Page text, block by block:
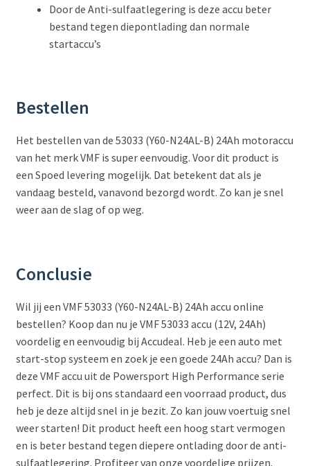
Door de Anti-sulfaatlegering is deze accu beter
bestand tegen diepontlading dan normale
startaccu’s
Bestellen
Het bestellen van de 53033 (Y60-N24AL-B) 24Ah motoraccu
van het merk VMF is super eenvoudig. Voor dit product is
een Spoed levering mogelijk. Dat betekent dat als je
vandaag besteld, vanavond bezorgd wordt. Zo kan je snel
weer aan de slag of op weg.
Conclusie
Wil jij een VMF 53033 (Y60-N24AL-B) 24Ah accu online
bestellen? Koop dan nu je VMF 53033 accu (12V, 24Ah)
voordelig en eenvoudig bij Accudeal. Heb je een auto met
start-stop systeem en zoek je een goede 24Ah accu? Dan is
deze VMF accu uit de Powersport High Performance serie
perfect. Dit is bij ons standaard een voorraad product, dus
heb je deze altijd snel in je bezit. Zo kan jouw voertuig snel
weer starten! Dit product heeft een hoog start vermogen
en is beter bestand tegen diepere ontlading door de anti-
sulfaatlegering. Profiteer van onze voordelige prijzen.